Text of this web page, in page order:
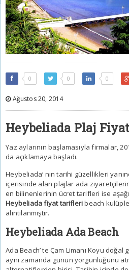
0 0 0
Ağustos 20, 2014
Heybeliada Plaj
Yaz aylarının başlamasıyla firmalar,
da açıklamaya başladı.
Heybeliada‘ nın tarihi güzellikleri
içerisinde alan plajlar ada
en bilinenlerinin ücret tarifleri ise
Heybeliada fiyat tarifleribeach
alıntılanmıştır.
Heybeliada Ada Beach
Ada Beach’ te Çam Limanı Koyu doğal
aynı zamanda günün yorgunluğunu